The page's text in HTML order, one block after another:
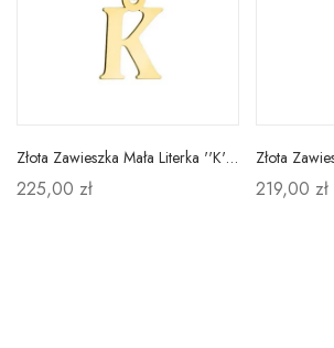
Złota Zawieszka Mała Literka ''K'' pr 585
225,00 zł 219,00 zł